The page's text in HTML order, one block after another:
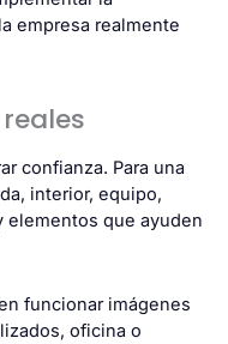
empresa realmente
confianza. Para una
interior, equipo,
elementos que ayuden
funcionar imágenes
oficina o